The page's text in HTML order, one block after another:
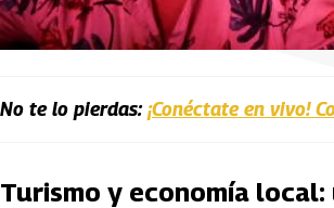
No te lo pierdas: ¡Conéctate en vivo!
Turismo y economía